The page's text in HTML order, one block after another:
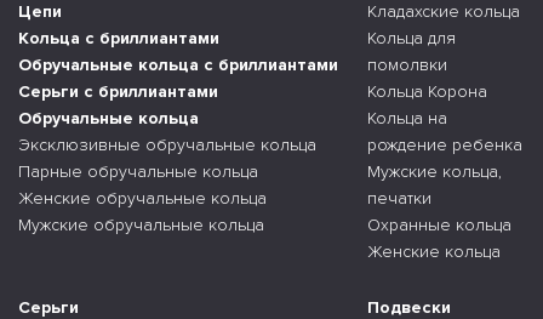
Цепи
Кольца с бриллиантами
Обручальные кольца с бриллиантами
Серьги с бриллиантами
Обручальные кольца
Эксклюзивные обручальные кольца
Парные обручальные кольца
Женские обручальные кольца
Мужские обручальные кольца
Кладахские кольца
Кольца для
помолвки
Кольца Корона
Кольца на
рождение ребенка
Мужские кольца,
печатки
Охранные кольца
Женские кольца
Серьги
Подвески